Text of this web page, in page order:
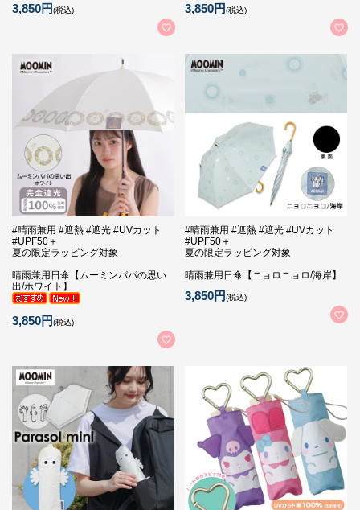
3,850円(税込) 3,850円(税込)
#晴雨兼用 #遮熱 #遮光 #UVカット
#UPF50＋
夏の限定ラッピング対象
晴雨兼用日傘【ムーミンパパの思い
出/ホワイト】
3,850円(税込)
#晴雨兼用 #遮熱 #遮光 #UVカット
#UPF50＋
夏の限定ラッピング対象
晴雨兼用日傘【ニョロニョロ/海岸】
3,850円(税込)